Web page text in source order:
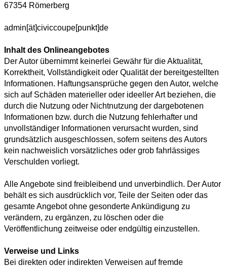
67354 Römerberg
admin[ät]civiccoupe[punkt]de
Inhalt des Onlineangebotes
Der Autor übernimmt keinerlei Gewähr für die Aktualität,
Korrektheit, Vollständigkeit oder Qualität der bereitgestellten
Informationen. Haftungsansprüche gegen den Autor, welche
sich auf Schäden materieller oder ideeller Art beziehen, die
durch die Nutzung oder Nichtnutzung der dargebotenen
Informationen bzw. durch die Nutzung fehlerhafter und
unvollständiger Informationen verursacht wurden, sind
grundsätzlich ausgeschlossen, sofern seitens des Autors
kein nachweislich vorsätzliches oder grob fahrlässiges
Verschulden vorliegt.
Alle Angebote sind freibleibend und unverbindlich. Der Autor
behält es sich ausdrücklich vor, Teile der Seiten oder das
gesamte Angebot ohne gesonderte Ankündigung zu
verändern, zu ergänzen, zu löschen oder die
Veröffentlichung zeitweise oder endgültig einzustellen.
Verweise und Links
Bei direkten oder indirekten Verweisen auf fremde